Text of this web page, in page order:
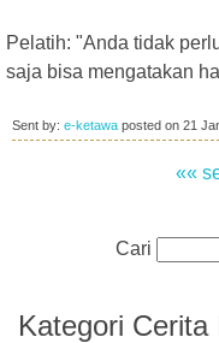
Pelatih: "Anda tidak
saja bisa mengatakan
Sent by: e-ketawa posted on 21
««
Cari
Kategori Cerita